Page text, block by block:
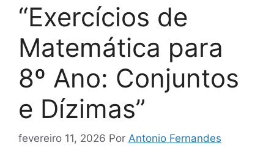
“Exercícios de
Matemática para
8º Ano: Conjuntos
e Dízimas”
fevereiro 11, 2026 Por Antonio Fernandes